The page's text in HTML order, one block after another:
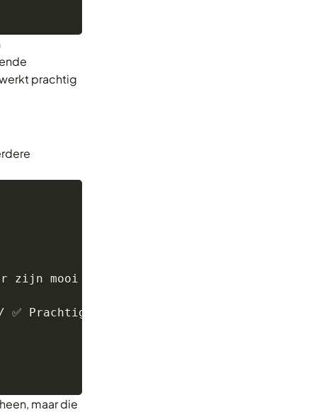
prachtig
zijn mooi schoon
Prachtig
maar die